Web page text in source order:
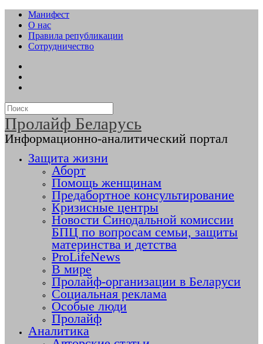
Манифест
О нас
Правила републикации
Сотрудничество
Пролайф Беларусь
Информационно-аналитический портал
Защита жизни
Аборт
Помощь женщинам
Предабортное консультирование
Кризисные центры
Новости Синодальной комиссии
БПЦ по вопросам семьи, защиты
материнства и детства
ProLifeNews
В мире
Пролайф-организации в Беларуси
Социальная реклама
Особые люди
Пролайф
Аналитика